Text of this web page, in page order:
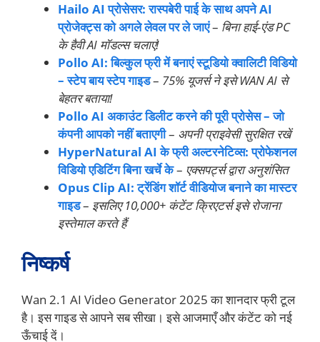
Hailo AI प्रोसेसर: रास्पबेरी पाई के साथ अपने AI
प्रोजेक्ट्स को अगले लेवल पर ले जाएं– बिना हाई-एंड PC
के हैवी AI मॉडल्स चलाएं!
Pollo AI: बिल्कुल फ्री में बनाएं स्टूडियो क्वालिटी विडियो
– स्टेप बाय स्टेप गाइड– 75% यूजर्स ने इसे WAN AI से
बेहतर बताया!
Pollo AI अकाउंट डिलीट करने की पूरी प्रोसेस – जो
कंपनी आपको नहीं बताएगी– अपनी प्राइवेसी सुरक्षित रखें
HyperNatural AI के फ्री अल्टरनेटिव्स: प्रोफेशनल
विडियो एडिटिंग बिना खर्चे के– एक्सपर्ट्स द्वारा अनुशंसित
Opus Clip AI: ट्रेंडिंग शॉर्ट वीडियोज बनाने का मास्टर
गाइड– इसलिए 10,000+ कंटेंट क्रिएटर्स इसे रोजाना
इस्तेमाल करते हैं
निष्कर्ष
Wan 2.1 AI Video Generator 2025 का शानदार फ्री टूल
है। इस गाइड से आपने सब सीखा। इसे आजमाएँ और कंटेंट को नई
ऊँचाई दें।